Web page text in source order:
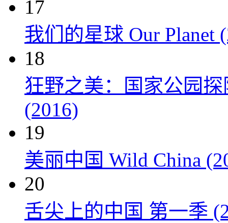
17
我们的星球 Our Planet
18
狂野之美：国家公园探
(2016)
19
美丽中国 Wild China
20
舌尖上的中国 第一季